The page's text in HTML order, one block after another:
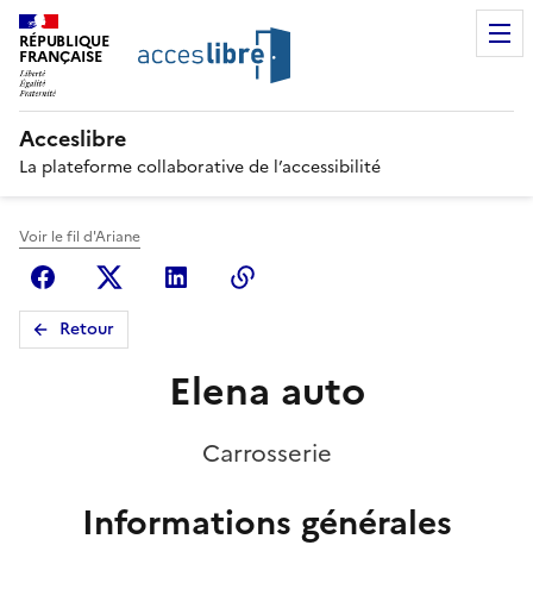
RÉPUBLIQUE
FRANÇAISE
Acceslibre
La plateforme collaborative de l’accessibilité
Voir le fil d'Ariane
FacebookX (anciennement Twitter)
Linkedin
Retour
Elena auto
Carrosserie
Informations générales